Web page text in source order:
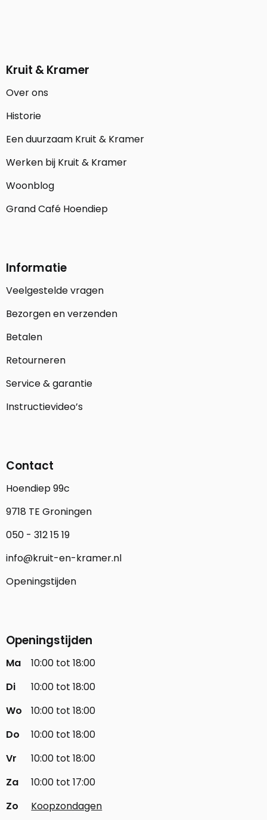
Kruit & Kramer
Over ons
Historie
Een duurzaam Kruit & Kramer
Werken bij Kruit & Kramer
Woonblog
Grand Café Hoendiep
Informatie
Veelgestelde vragen
Bezorgen en verzenden
Betalen
Retourneren
Service & garantie
Instructievideo’s
Contact
Hoendiep 99c
9718 TE Groningen
050 - 312 15 19
info@kruit-en-kramer.nl
Openingstijden
Openingstijden
Ma
10:00 tot 18:00
Di
10:00 tot 18:00
Wo
10:00 tot 18:00
Do
10:00 tot 18:00
Vr
10:00 tot 18:00
Za
10:00 tot 17:00
Zo
Koopzondagen